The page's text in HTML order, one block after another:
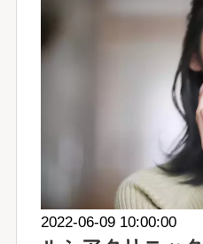
2022-06-09 10:00:00